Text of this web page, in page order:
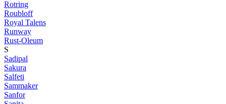
Rotring
Roubloff
Royal Talens
Runway
Rust-Oleum
S
Sadipal
Sakura
Salfeti
Sammaker
Sanfor